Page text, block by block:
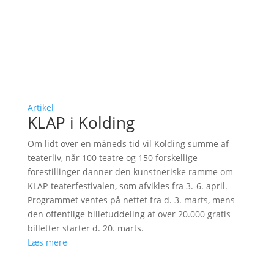
Artikel
KLAP i Kolding
Om lidt over en måneds tid vil Kolding summe af
teaterliv, når 100 teatre og 150 forskellige
forestillinger danner den kunstneriske ramme om
KLAP-teaterfestivalen, som afvikles fra 3.-6. april.
Programmet ventes på nettet fra d. 3. marts, mens
den offentlige billetuddeling af over 20.000 gratis
billetter starter d. 20. marts.
Læs mere